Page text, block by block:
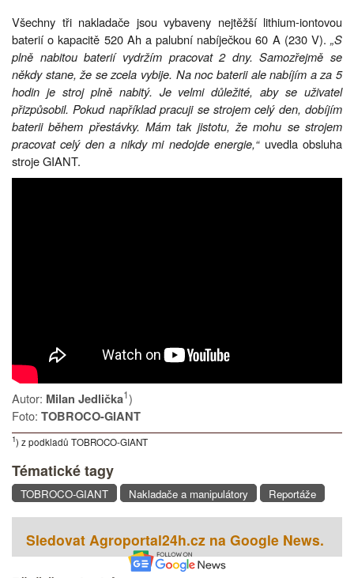
Všechny tři nakladače jsou vybaveny nejtěžší lithium-iontovou
baterií o kapacitě 520 Ah a palubní nabíječkou 60 A (230 V). „S
plně nabitou baterií vydržím pracovat 2 dny. Samozřejmě se
někdy stane, že se zcela vybije. Na noc baterii ale nabíjím a za 5
hodin je stroj plně nabitý. Je velmi důležité, aby se uživatel
přizpůsobil. Pokud například pracuji se strojem celý den, dobíjím
baterii během přestávky. Mám tak jistotu, že mohu se strojem
pracovat celý den a nikdy mi nedojde energie,“ uvedla obsluha
stroje GIANT.
Autor: Milan Jedlička1)
Foto: TOBROCO-GIANT
1) z podkladů TOBROCO-GIANT
Tématické tagy
TOBROCO-GIANT Nakladače a manipulátory Reportáže
Sledovat Agroportal24h.cz na Google News.